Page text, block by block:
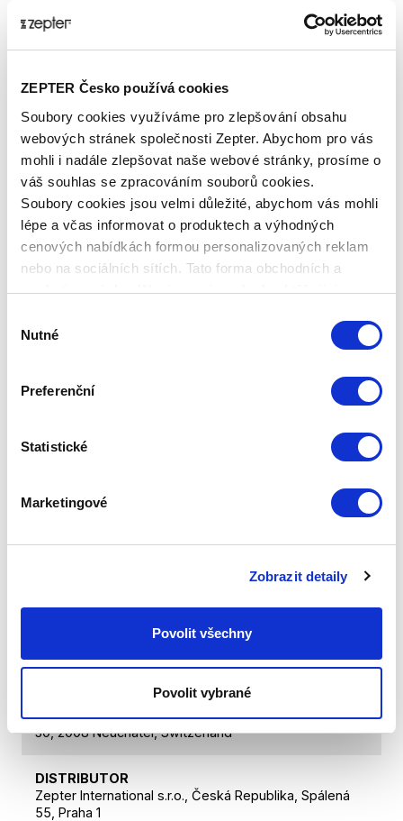
ZEPTER Česko používá cookies
Soubory cookies využíváme pro zlepšování obsahu
webových stránek společnosti Zepter. Abychom pro vás
mohli i nadále zlepšovat naše webové stránky, prosíme o
váš souhlas se zpracováním souborů cookies.
Soubory cookies jsou velmi důležité, abychom vás mohli
lépe a včas informovat o produktech a výhodných
cenových nabídkách formou personalizovaných reklam
nebo na sociálních sítích. Tato forma obchodních a
marketingových sdělení pro vás nebude obtěžující.
souhlasu
Nutné
Preferenční
Statistické
Marketingové
Zobrazit detaily
Povolit všechny
Povolit vybrané
NEJNOVĚJŠÍ INOVACE V OBLASTI BOJE PROTI
důkladné péče o vaší krásu. Tato luxusní řada proti
stárnutí pokožky je založena na nanotechnologii, jež
umocňuje dokonalé pronikání aktivních složek do
pokožky s viditelnými výsledky. Aktivní složky
přípravků dokáží posilovat energii buněk a
revitalizovat funkce pokožky. Optimalizované
množství přírodního vitamínu A,B,C,E v mikro kapslích
chrání pokožku, dodává energii, regeneruje a chrání
před volnými radikály a tím před předčasným
Technická data
KÓD PRODUKTU
PNK-701
NÁZEV PRODUKTU
HMOTNOST CELKOVÁ
Intercosmetics Nauchatel SA Route des Gouttes d'Or
30, 2008 Neuchatel, Switzerland
DISTRIBUTOR
Zepter International s.r.o., Česká Republika, Spálená
55, Praha 1